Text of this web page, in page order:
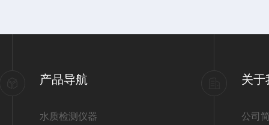
产品导航
水质检测仪器
关于
公司